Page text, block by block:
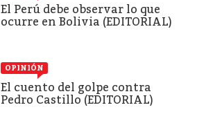
El Perú debe observar lo que
ocurre en Bolivia (EDITORIAL)
OPINIÓN
El cuento del golpe contra
Pedro Castillo (EDITORIAL)